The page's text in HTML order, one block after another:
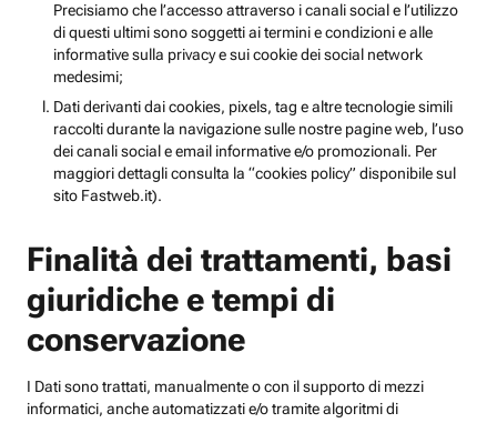
Precisiamo che l’accesso attraverso i canali social e l’utilizzo
di questi ultimi sono soggetti ai termini e condizioni e alle
informative sulla privacy e sui cookie dei social network
medesimi;
Dati derivanti dai cookies, pixels, tag e altre tecnologie simili
raccolti durante la navigazione sulle nostre pagine web, l’uso
dei canali social e email informative e/o promozionali. Per
maggiori dettagli consulta la “cookies policy” disponibile sul
sito Fastweb.it).
Finalità dei trattamenti, basi
giuridiche e tempi di
conservazione
I Dati sono trattati, manualmente o con il supporto di mezzi
informatici, anche automatizzati e/o tramite algoritmi di